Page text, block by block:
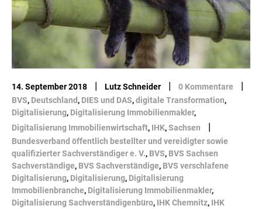
14. September 2018 | Lutz Schneider | 0 Kommentare |
BVS, Deutschland , DIES und DAS,digitale Transformation,
Digitalisierung, Digitalisierung Immobilienmakler,
Digitalisierung Immobilienwirtschaft, IHK,Sachsen |
Bundesverband öffentlich bestellter und vereidigter sowie
qualifizierter Sachverständiger e. V., BVS, BVS Sachsen
Sachverständige, BVS Sachverständige, BVS verschlafene
Digitalisierung, Digitalisierung, Digitalisierung
Immobilienbranche, Digitalisierung Immobilienmakler,
Digitalisierung Sachverständigenbüro, IHK Chemnitz, IHK